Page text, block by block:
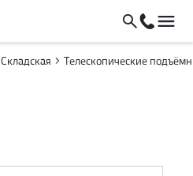
Складская Телескопические